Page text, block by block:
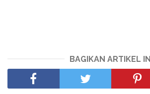
BAGIKAN ARTIKEL INI